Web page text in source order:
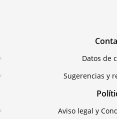
Datos de
Sugerencias y
Aviso legal y